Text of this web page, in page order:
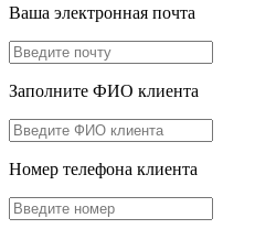
Ваша электронная почта
Заполните ФИО клиента
Номер телефона клиента